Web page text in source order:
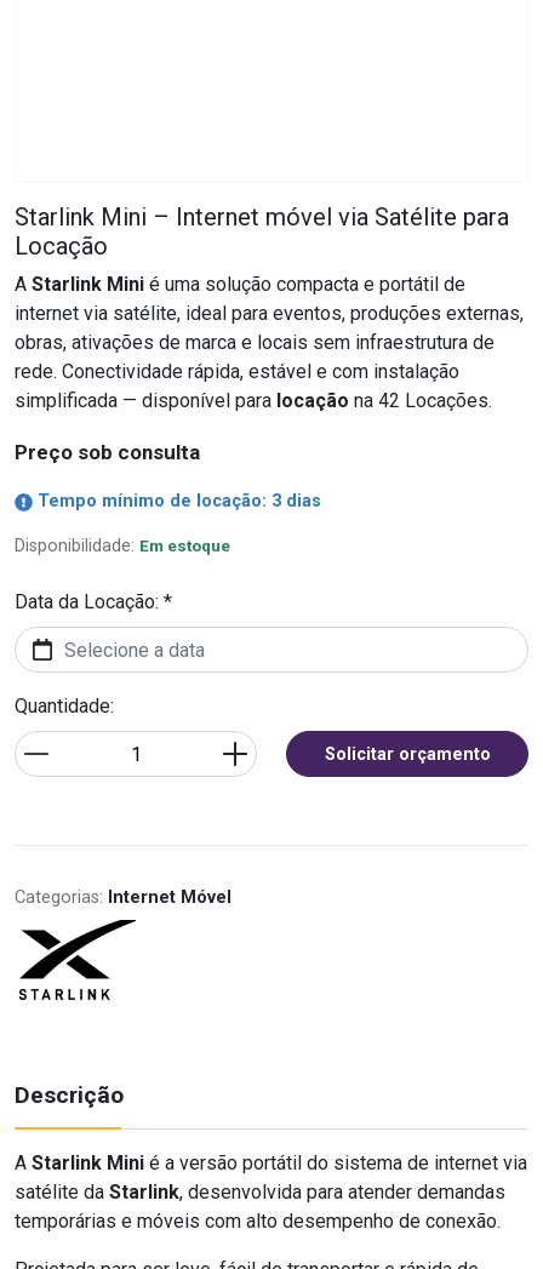
Starlink Mini – Internet móvel via Satélite para
Locação
A Starlink Mini é uma solução compacta e portátil de
internet via satélite, ideal para eventos, produções externas,
obras, ativações de marca e locais sem infraestrutura de
rede. Conectividade rápida, estável e com instalação
simplificada — disponível para locação na 42 Locações.
Preço sob consulta
Tempo mínimo de locação: 3 dias
Disponibilidade: Em estoque
Data da Locação: *
Quantidade:
Solicitar orçamento
Categorias: Internet Móvel
Descrição
A Starlink Mini é a versão portátil do sistema de internet via
satélite da Starlink, desenvolvida para atender demandas
temporárias e móveis com alto desempenho de conexão.